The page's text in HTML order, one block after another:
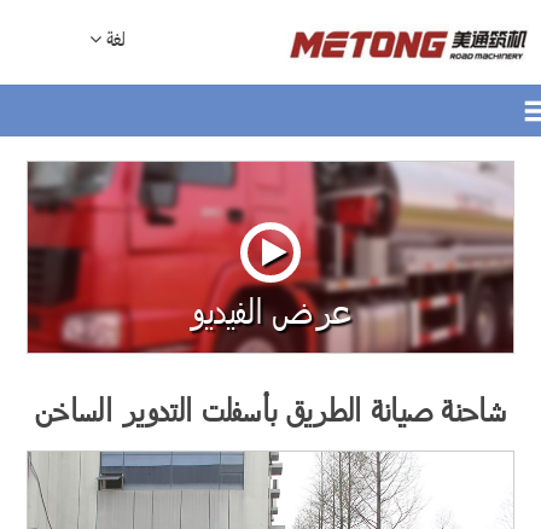
لغة
عرض الفيديو
شاحنة صيانة الطريق بأسفلت التدوير الساخن